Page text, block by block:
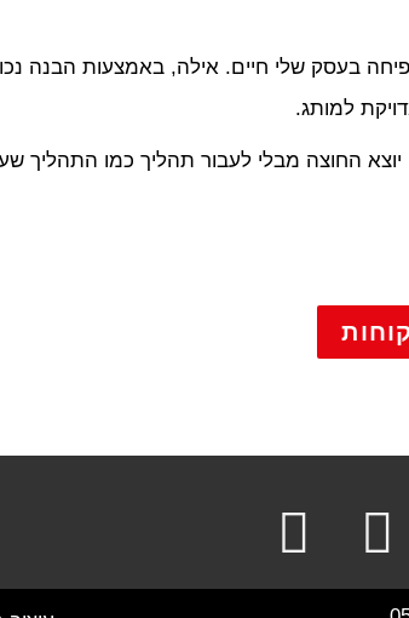
בעסק שלי חיים. אילה, באמצעות הבנה
למותג.
החוצה מבלי לעבור תהליך כמו התהליך